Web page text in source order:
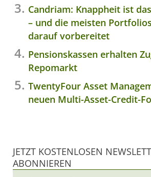
Candriam: Knappheit ist
– und die meisten
darauf vorbereitet
Pensionskassen erhalten
Repomarkt
TwentyFour Asset
neuen Multi-Asset-Credit-
JETZT KOSTENLOSEN
ABONNIEREN